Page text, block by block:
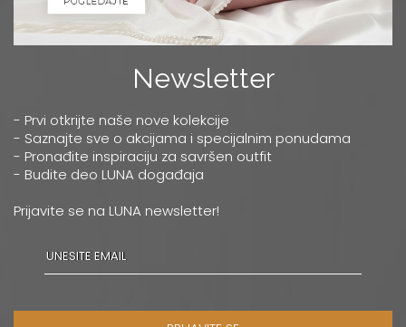
Newsletter
- Prvi otkrijte naše nove kolekcije
- Saznajte sve o akcijama i specijalnim ponudama
- Pronađite inspiraciju za savršen outfit
- Budite deo LUNA događaja
Prijavite se na LUNA newsletter!